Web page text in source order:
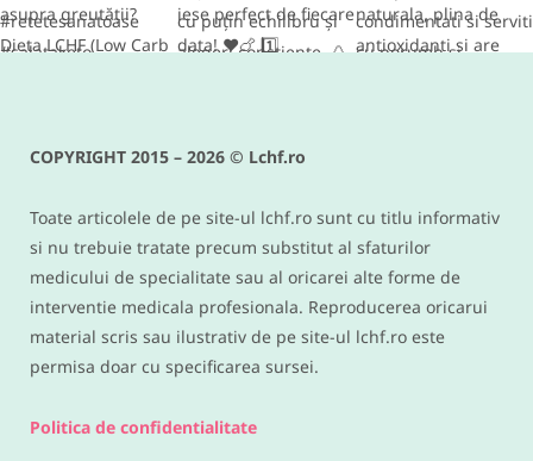
COPYRIGHT 2015 – 2026 © Lchf.ro
Toate articolele de pe site-ul lchf.ro sunt cu titlu informativ
si nu trebuie tratate precum substitut al sfaturilor
medicului de specialitate sau al oricarei alte forme de
interventie medicala profesionala. Reproducerea oricarui
material scris sau ilustrativ de pe site-ul lchf.ro este
permisa doar cu specificarea sursei.
Politica de confidentialitate